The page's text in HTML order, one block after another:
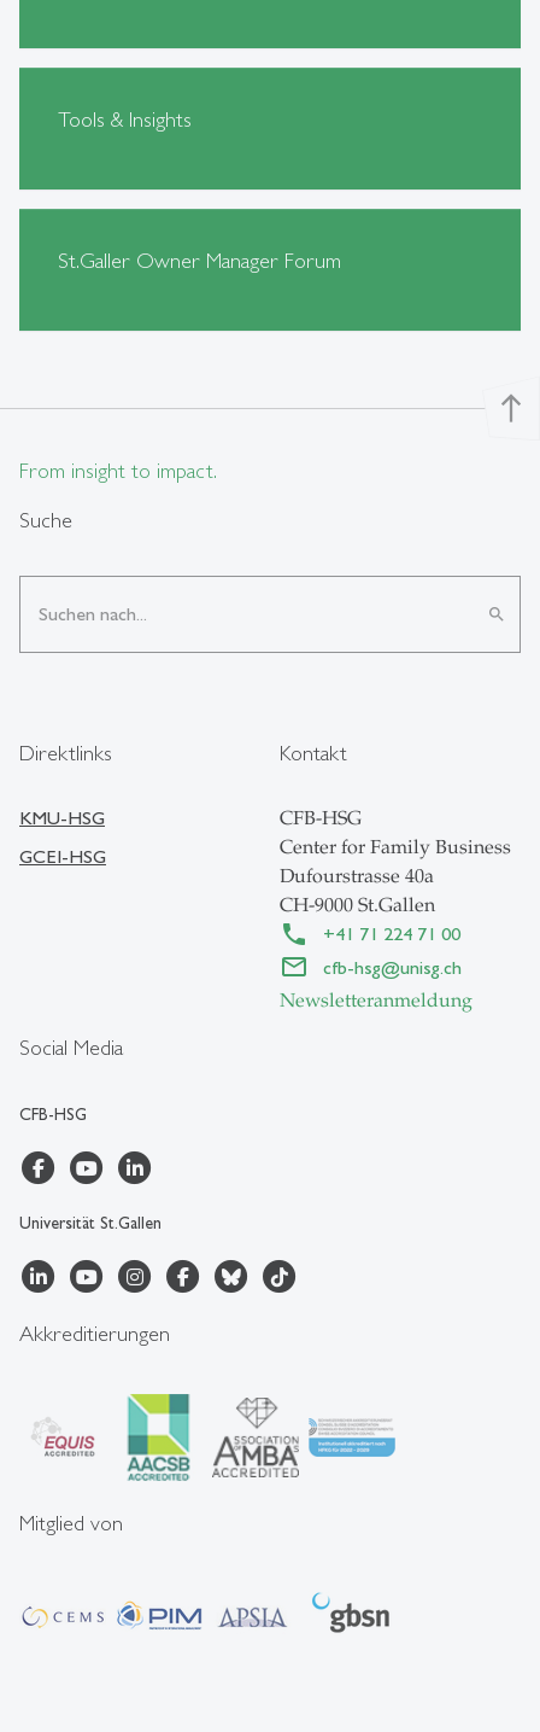
Tools & Insights
St.Galler Owner Manager Forum
north
From insight to impact.
Suche
search
Social Media
CFB-HSG
Universität St.Gallen
Direktlinks
KMU-HSG
GCEI-HSG
Kontakt
CFB-HSG
Center for Family Business
Dufourstrasse 40a
CH-9000 St.Gallen
+41 71 224 71 00
cfb-hsg@unisg.ch
Newsletteranmeldung
Akkreditierungen
Mitglied von